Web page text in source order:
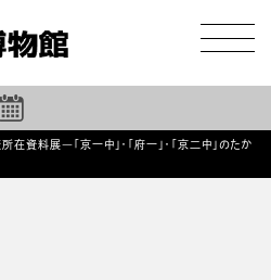
在資料展―「京一中」・「府一」・「京二中」のたか